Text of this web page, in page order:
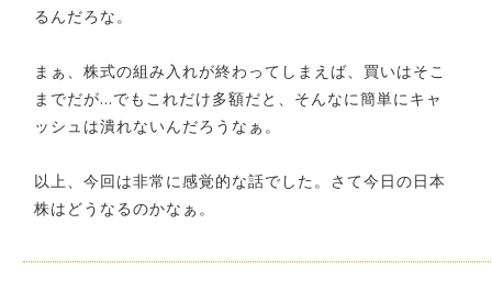
るんだろな。
まぁ、株式の組み入れが終わってしまえば、買いはそこ
までだが…でもこれだけ多額だと、そんなに簡単にキャ
ッシュは潰れないんだろうなぁ。
以上、今回は非常に感覚的な話でした。さて今日の日本
株はどうなるのかなぁ。